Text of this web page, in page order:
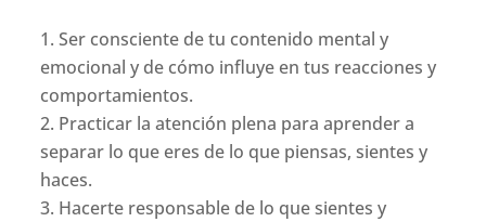
Ser consciente de tu contenido mental y
emocional y de cómo influye en tus reacciones y
comportamientos.
Practicar la atención plena para aprender a
separar lo que eres de lo que piensas, sientes y
haces.
Hacerte responsable de lo que sientes y